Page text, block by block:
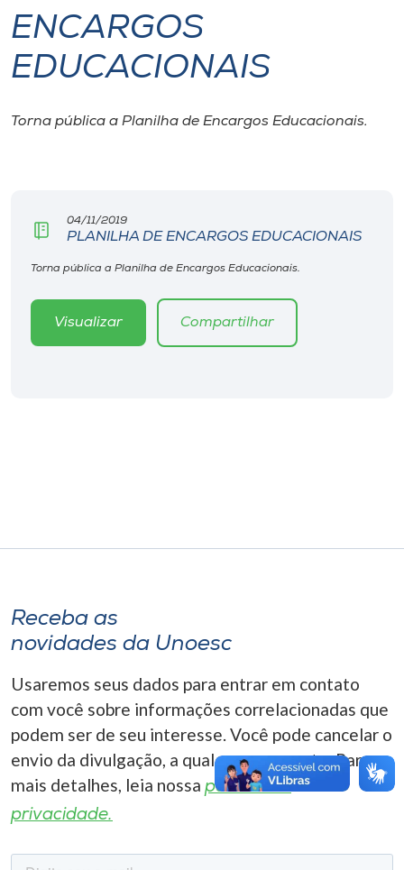
I.nova
Editora
A-
ENCARGOS
EDUCACIONAIS
Torna pública a Planilha de Encargos Educacionais.
04/11/2019
PLANILHA DE ENCARGOS EDUCACIONAIS
Torna pública a Planilha de Encargos Educacionais.
Visualizar Compartilhar
Receba as
novidades da Unoesc
Usaremos seus dados para entrar em contato
com você sobre informações correlacionadas que
podem ser de seu interesse. Você pode cancelar o
envio da divulgação, a qualquer momento. Para
mais detalhes, leia nossa política de
privacidade.